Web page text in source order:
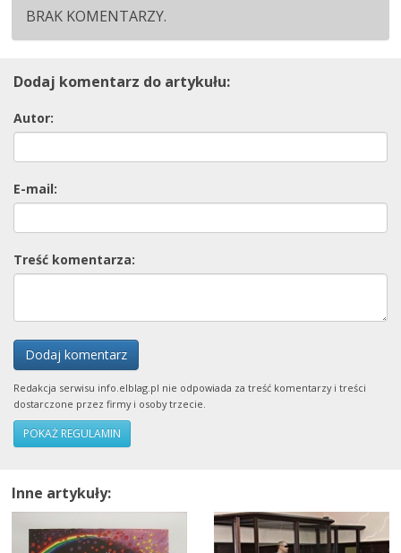
BRAK KOMENTARZY.
Dodaj komentarz do artykułu:
Autor:
E-mail:
Treść komentarza:
Dodaj komentarz
Redakcja serwisu info.elblag.pl nie odpowiada za treść komentarzy i treści
dostarczone przez firmy i osoby trzecie.
POKAŻ REGULAMIN
Inne artykuły: